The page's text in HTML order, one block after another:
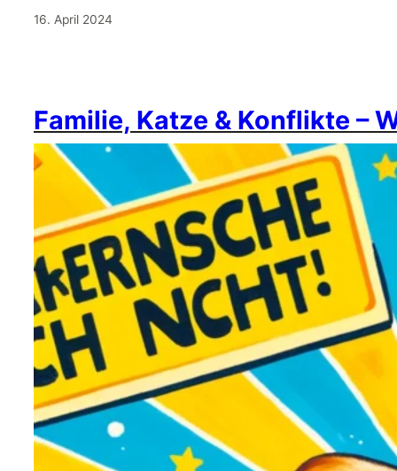
16. April 2024
Familie, Katze & Konflikte –